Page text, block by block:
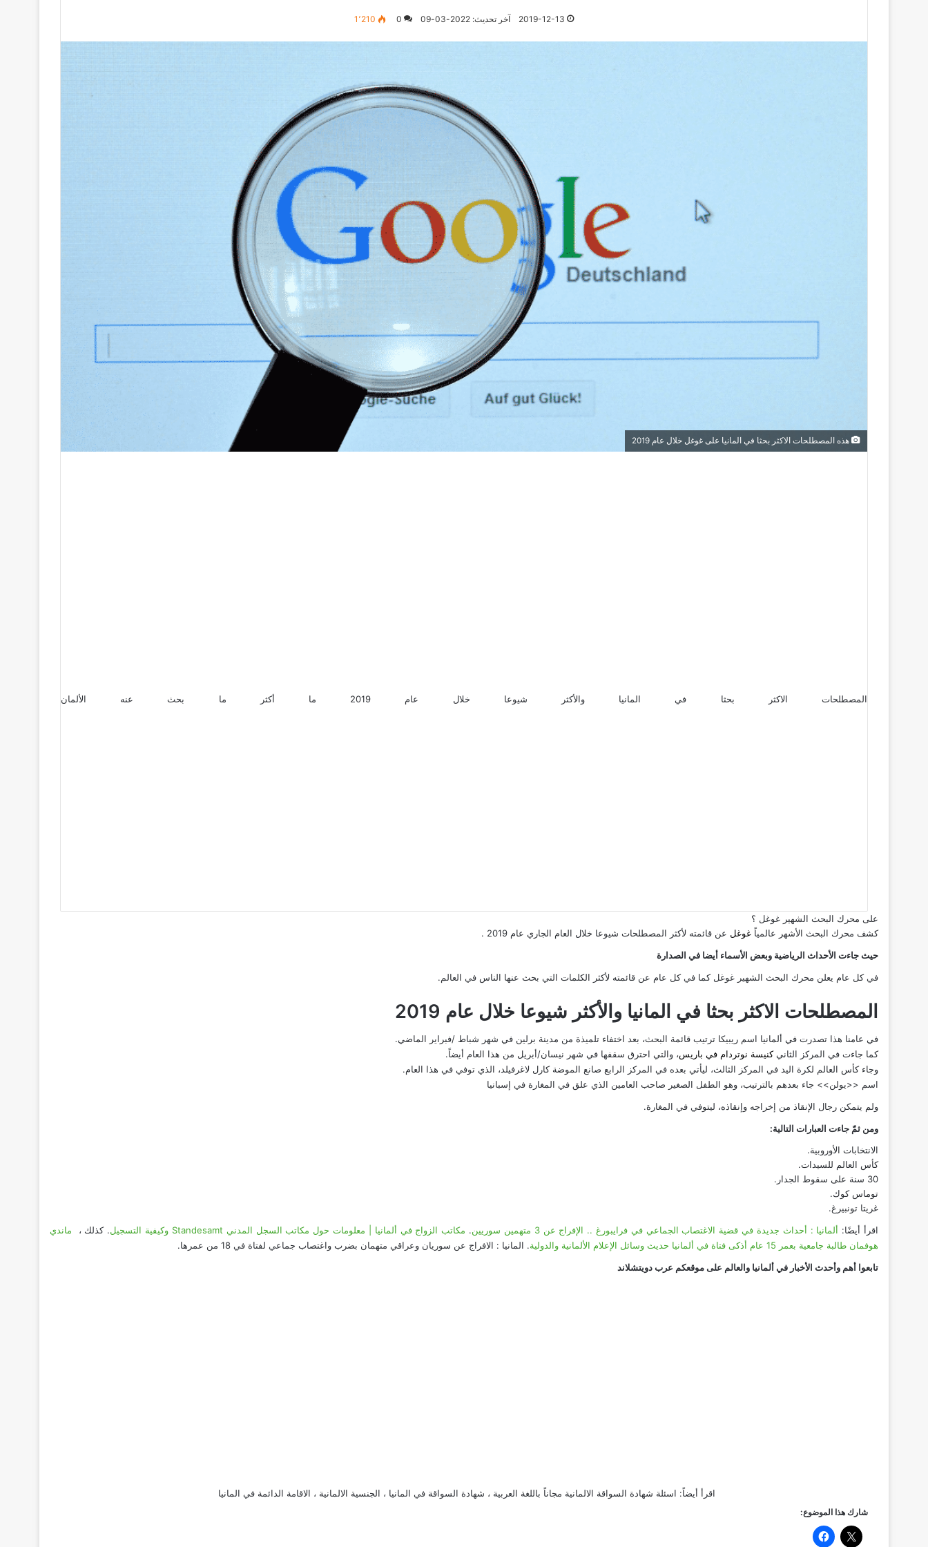
2019-12-13 آخر تحديث: 2022-03-09 0 1٬210
هذه المصطلحات الاكثر بحثا في المانيا على غوغل خلال عام 2019
المصطلحات الاكثر بحثا في المانيا والأكثر شيوعا خلال عام 2019 ما أكثر ما بحث عنه الألمان
على محرك البحث الشهير غوغل ؟
كشف محرك البحث الأشهر عالمياً غوغل عن قائمته لأكثر المصطلحات شيوعا خلال العام الجاري عام 2019 .
حيث جاءت الأحداث الرياضية وبعض الأسماء أيضا في الصدارة
في كل عام يعلن محرك البحث الشهير غوغل كما في كل عام عن قائمته لأكثر الكلمات التي بحث عنها الناس في العالم.
المصطلحات الاكثر بحثا في المانيا والأكثر شيوعا خلال عام 2019
في عامنا هذا تصدرت في ألمانيا اسم ريبيكا ترتيب قائمة البحث، بعد اختفاء تلميذة من مدينة برلين في شهر شباط /فبراير الماضي.
كما جاءت في المركز الثانيكنيسة نوتردام في باريس، والتي احترق سقفها في شهر نيسان/أبريل من هذا العام أيضاً.
وجاء كأس العالم لكرة اليد في المركز الثالث، ليأتي بعده في المركز الرابع صانع الموضة كارل لاغرفيلد، الذي توفي في هذا العام.
اسم <<يولن>> جاء بعدهم بالترتيب، وهو الطفل الصغير صاحب العامين الذي علق في المغارة في إسبانيا
ولم يتمكن رجال الإنقاذ من إخراجه وإنقاذه، ليتوفي في المغارة.
ومن ثمّ جاءت العبارات التالية:
الانتخابات الأوروبية.
كأس العالم للسيدات.
30 سنة على سقوط الجدار.
توماس كوك.
غريتا تونبيرغ.
اقرأ أيضًا: ألمانيا : أحداث جديدة في قضية الاغتصاب الجماعي في فرايبورغ .. الإفراج عن 3 متهمين سوريين . مكاتب الزواج في ألمانيا | معلومات حول مكاتب السجل المدني Standesamt وكيفية التسجيل . كذلك ، ماندي
هوفمان طالبة جامعية بعمر 15 عام أذكى فتاة في ألمانيا حديث وسائل الإعلام الألمانية والدولية
. المانيا : الافراج عن سوريان وعراقي متهمان بضرب واغتصاب جماعي لفتاة في 18 من عمرها
.
تابعوا أهم وأحدث الأخبار في ألمانيا والعالم على موقعكم عرب دويتشلاند
اقرأ أيضاً: اسئلة شهادة السواقة الالمانية مجاناً باللغة العربية ، شهادة السواقة في المانيا ، الجنسية الالمانية ، الاقامة الدائمة في المانيا
شارك هذا الموضوع: